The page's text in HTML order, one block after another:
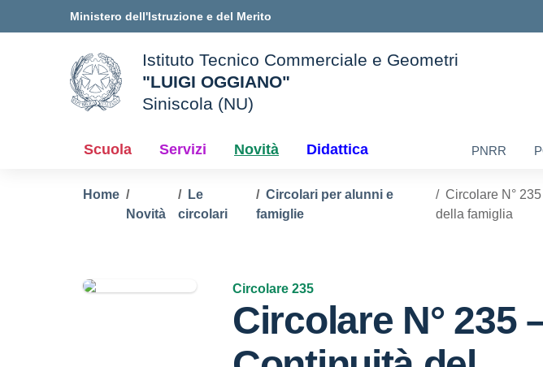
Ministero dell'Istruzione e del Merito
scuola
Istituto Tecnico Commerciale e Geometri
"LUIGI OGGIANO"
Siniscola (NU)
Scuola Servizi Novità Didattica PNRR
Home
Novità
Le
circolari
Circolari per alunni e
famiglie
Circolare N°
della famiglia
Circolare 235
Circolare N° 235